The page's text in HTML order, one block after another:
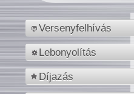
Versenyfelhívás
Lebonyolítás
Díjazás